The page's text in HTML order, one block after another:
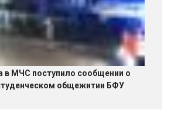
в МЧС поступило сообщении о
общежитии БФУ